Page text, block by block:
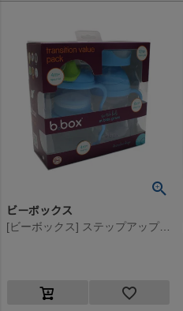
ビーボックス
[ビーボックス] ステップアップマグパック ブルーベリー